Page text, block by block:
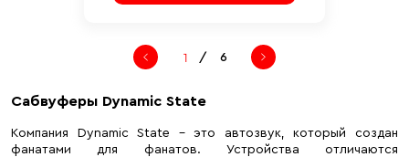
/ 6
Сабвуферы Dynamic State
Компания Dynamic State – это автозвук, который создан
фанатами для фанатов. Устройства отличаются